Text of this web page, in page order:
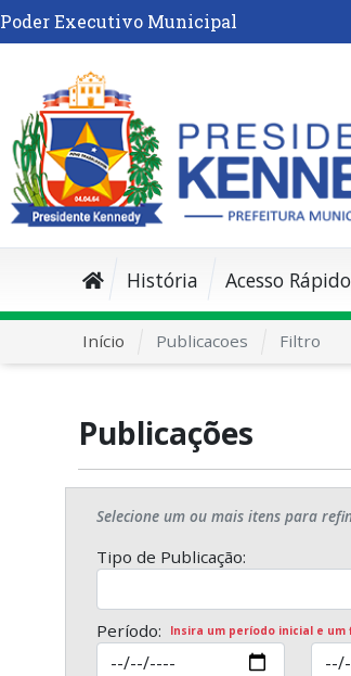
Poder Executivo Municipal
História Acesso Rápido
Início Publicacoes Filtro
Publicações
Selecione um ou mais itens para
Tipo de Publicação:
Período: Insira um período inicial e um